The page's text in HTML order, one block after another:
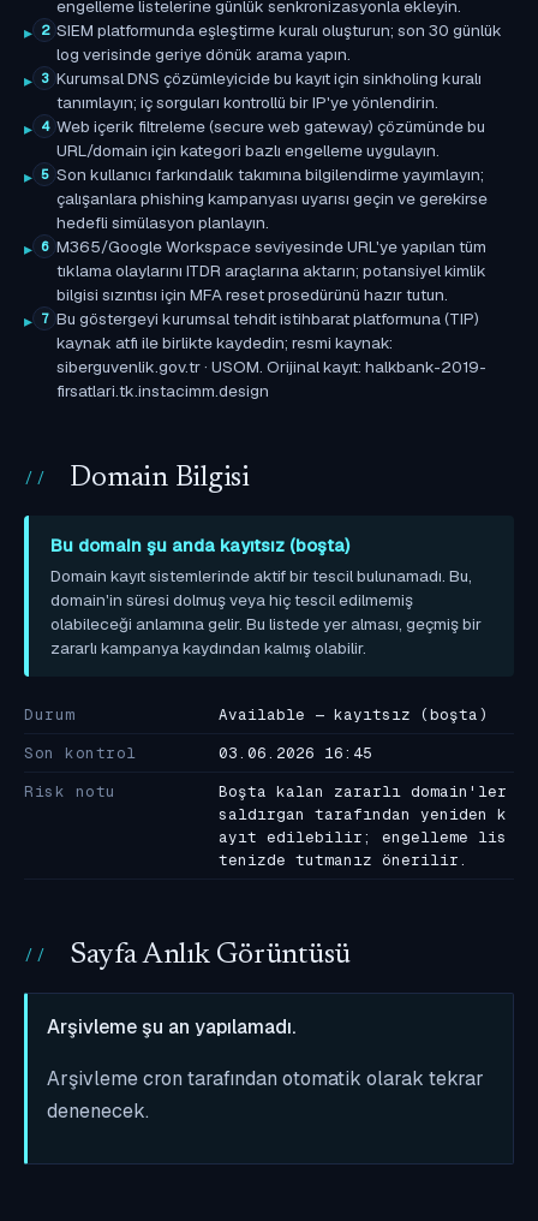
engelleme listelerine günlük senkronizasyonla ekleyin.
2 SIEM platformunda eşleştirme kuralı oluşturun; son 30 günlük
log verisinde geriye dönük arama yapın.
3 Kurumsal DNS çözümleyicide bu kayıt için sinkholing kuralı
tanımlayın; iç sorguları kontrollü bir IP'ye yönlendirin.
4 Web içerik filtreleme (secure web gateway) çözümünde bu
URL/domain için kategori bazlı engelleme uygulayın.
5 Son kullanıcı farkındalık takımına bilgilendirme yayımlayın;
çalışanlara phishing kampanyası uyarısı geçin ve gerekirse
hedefli simülasyon planlayın.
6 M365/Google Workspace seviyesinde URL'ye yapılan tüm
tıklama olaylarını ITDR araçlarına aktarın; potansiyel kimlik
bilgisi sızıntısı için MFA reset prosedürünü hazır tutun.
7 Bu göstergeyi kurumsal tehdit istihbarat platformuna (TIP)
kaynak atfı ile birlikte kaydedin; resmi kaynak:
siberguvenlik.gov.tr · USOM. Orijinal kayıt: halkbank-2019-
firsatlari.tk.instacimm.design
Domain Bilgisi
Bu domain şu anda kayıtsız (boşta)
Domain kayıt sistemlerinde aktif bir tescil bulunamadı. Bu,
domain'in süresi dolmuş veya hiç tescil edilmemiş
olabileceği anlamına gelir. Bu listede yer alması, geçmiş bir
zararlı kampanya kaydından kalmış olabilir.
Durum
Available — kayıtsız (boşta)
Son kontrol
03.06.2026 16:45
Risk notu
Boşta kalan zararlı domain'ler
saldırgan tarafından yeniden k
ayıt edilebilir; engelleme lis
tenizde tutmanız önerilir.
Sayfa Anlık Görüntüsü
Arşivleme şu an yapılamadı.
Arşivleme cron tarafından otomatik olarak tekrar
denenecek.